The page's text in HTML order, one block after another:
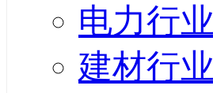
电力行业
建材行业